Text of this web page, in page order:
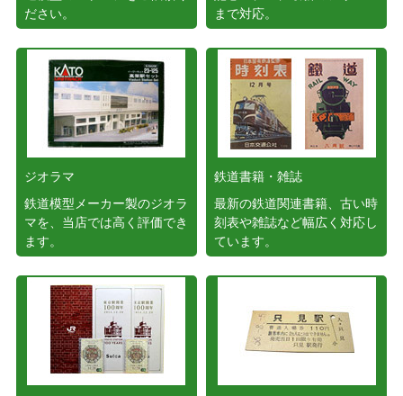
ださい。
まで対応。
ジオラマ
鉄道模型メーカー製のジオラ
マを、当店では高く評価でき
ます。
鉄道書籍・雑誌
最新の鉄道関連書籍、古い時
刻表や雑誌など幅広く対応し
ています。